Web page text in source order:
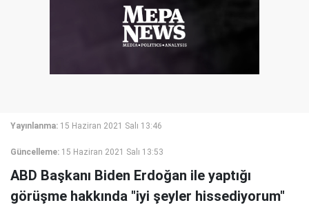
Yayınlanma: 15 Haziran 2021 Salı 13:46
Güncelleme: 15 Haziran 2021 Salı 13:53
ABD Başkanı Biden Erdoğan ile yaptığı
görüşme hakkında "iyi şeyler hissediyorum"